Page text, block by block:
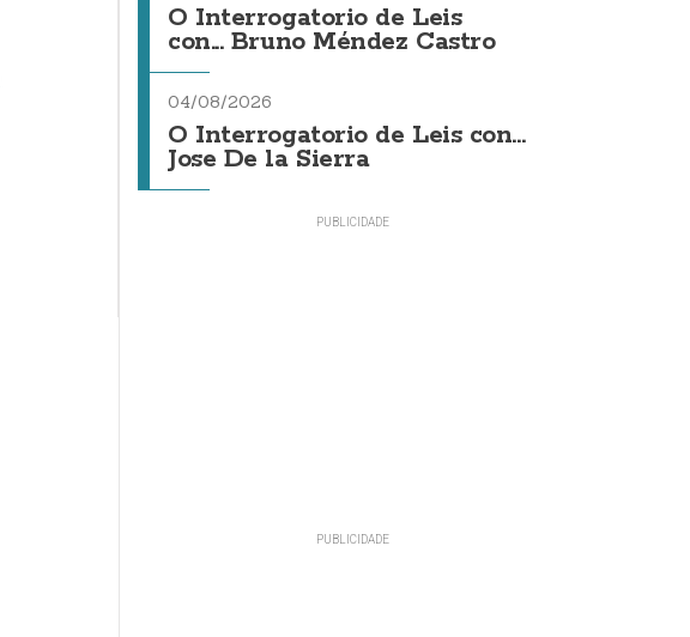
O Interrogatorio de Leis
con... Bruno Méndez Castro
04/08/2026
O Interrogatorio de Leis con...
Jose De la Sierra